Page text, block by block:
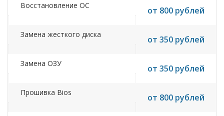
Восстановление ОС от 800 рублей
Замена жесткого диска от 350 рублей
Замена ОЗУ от 350 рублей
Прошивка Bios от 800 рублей